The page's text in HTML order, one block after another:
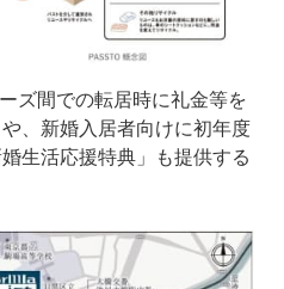
ズ間での転居時に礼金等を
、新婚入居者向けに初年度
生活応援特典」も提供する